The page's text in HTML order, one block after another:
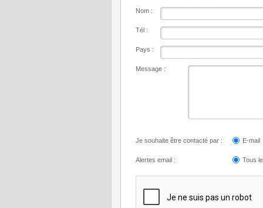
Nom :
Tél :
Pays :
Message :
Je souhaite être contacté par : E-mail
Alertes email : Tous